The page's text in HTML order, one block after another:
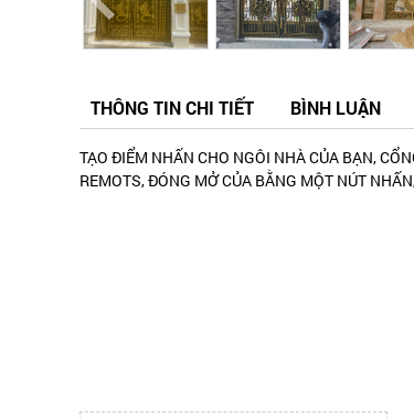
THÔNG TIN CHI TIẾT BÌNH LUẬN
TẠO ĐIỂM NHẤN CHO NGÔI NHÀ CỦA BẠN,
REMOTS, ĐÓNG MỞ CỦA BẰNG MỘT NÚT